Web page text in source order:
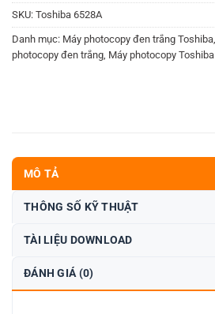
SKU: Toshiba 6528A
Danh mục: Máy photocopy đen trắng Toshiba
photocopy đen trắng Máy photocopy Toshiba
MÔ TẢ
THÔNG SỐ KỸ THUẬT
TÀI LIỆU DOWNLOAD
ĐÁNH GIÁ (0)